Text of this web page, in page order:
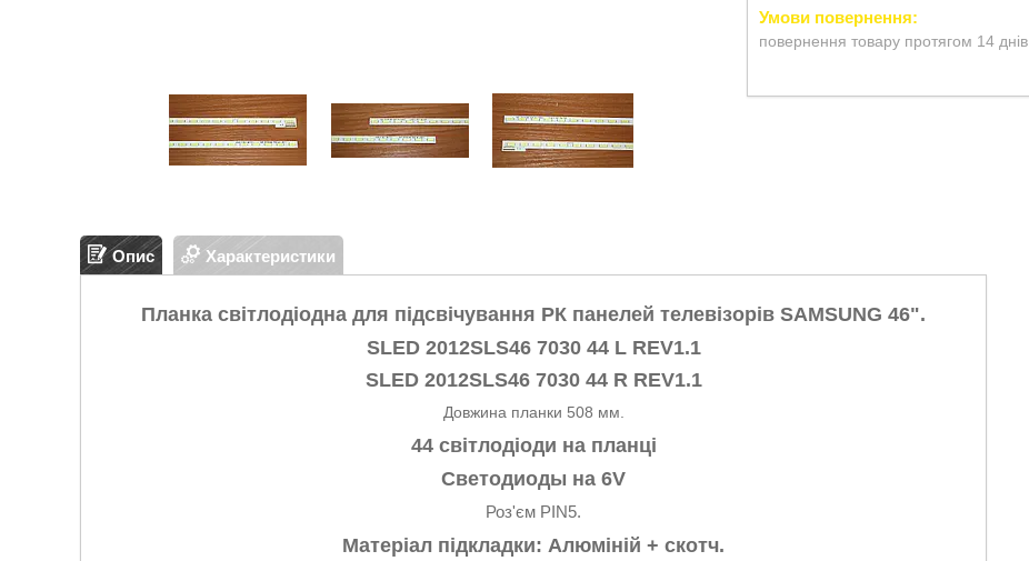
повернення товару протягом 14 днів
Опис Характеристики
Планка світлодіодна для підсвічування РК панелей телевізорів SAMSUNG 46".
SLED 2012SLS46 7030 44 L REV1.1
SLED 2012SLS46 7030 44 R REV1.1
Довжина планки 508 мм.
44 світлодіоди на планці
Светодиоды на 6V
Роз'єм PIN5.
Матеріал підкладки: Алюміній + скотч.